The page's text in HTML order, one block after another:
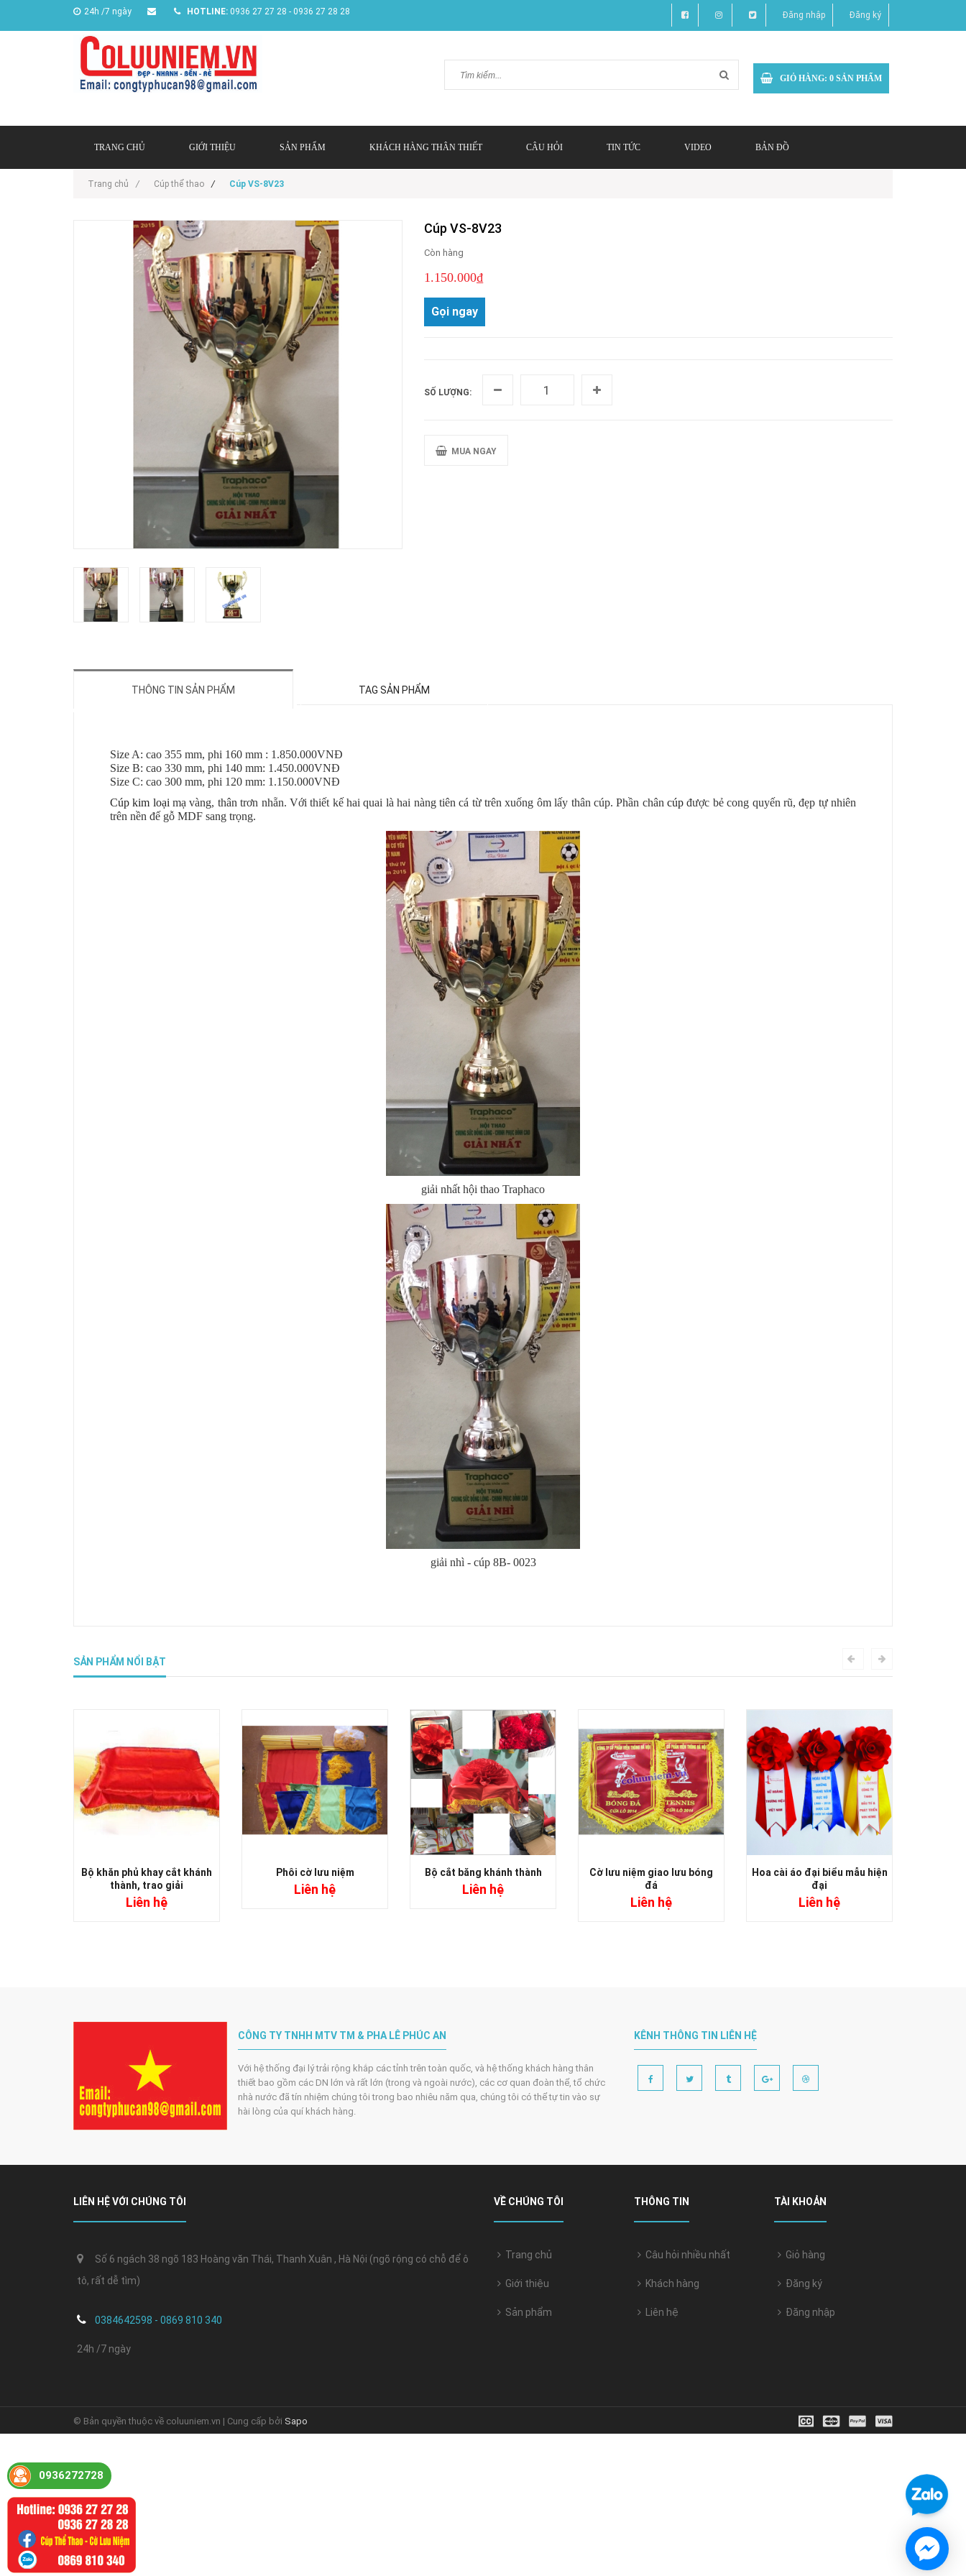
24h /7 ngày HOTLINE: 0936 27 27 28 - 0936 27 28 28 Đăng nhập Đăng ký
GIỎ HÀNG: 0 SẢN PHẨM
TRANG CHỦ GIỚI THIỆU SẢN PHẨM KHÁCH HÀNG THÂN THIẾT CÂU HỎI TIN TỨC VIDEO BẢN ĐỒ
Trang chủ / Cúp thể thao / Cúp VS-8V23
Cúp VS-8V23
Còn hàng
1.150.000₫
Gọi ngay
SỐ LƯỢNG:
MUA NGAY
THÔNG TIN SẢN PHẨM TAG SẢN PHẨM
Size A: cao 355 mm, phi 160 mm : 1.850.000VNĐ
Size B: cao 330 mm, phi 140 mm: 1.450.000VNĐ
Size C: cao 300 mm, phi 120 mm: 1.150.000VNĐ
Cúp kim loạimạ vàng, thân trơn nhẵn. Với thiết kế hai quai là hai nàng tiên cá từ trên xuống ôm lấy thân cúp. Phần châncúp được bẻ cong quyến rũ, đẹp tự nhiên
trên nền đế gỗ MDF sang trọng.
giải nhất hội thao Traphaco
giải nhì - cúp 8B- 0023
SẢN PHẨM NỔI BẬT
Bộ khăn phủ khay cắt khánh
thành, trao giải
Liên hệ
Phôi cờ lưu niệm
Liên hệ
Bộ cắt băng khánh thành
Liên hệ
Cờ lưu niệm giao lưu bóng
đá
Liên hệ
Hoa cài áo đại biểu mẫu hiện
đại
Liên hệ
CÔNG TY TNHH MTV TM & PHA LÊ PHÚC AN
Với hệ thống đại lý trải rộng khắp các tỉnh trên toàn quốc, và hệ thống khách hàng thân
thiết bao gồm các DN lớn và rất lớn (trong và ngoài nước), các cơ quan đoàn thể, tổ chức
nhà nước đã tín nhiệm chúng tôi trong bao nhiêu năm qua, chúng tôi có thể tự tin vào sự
hài lòng của quí khách hàng.
KÊNH THÔNG TIN LIÊN HỆ
LIÊN HỆ VỚI CHÚNG TÔI
Số 6 ngách 38 ngõ 183 Hoàng văn Thái, Thanh Xuân , Hà Nội (ngõ rộng có chỗ để ô
tô, rất dễ tìm)
0384642598 - 0869 810 340
24h /7 ngày
VỀ CHÚNG TÔI
Trang chủ
Giới thiệu
Sản phẩm
THÔNG TIN
Câu hỏi nhiều nhất
Khách hàng
Liên hệ
TÀI KHOẢN
Giỏ hàng
Đăng ký
Đăng nhập
© Bản quyền thuộc về coluuniem.vn | Cung cấp bởi Sapo
0936272728